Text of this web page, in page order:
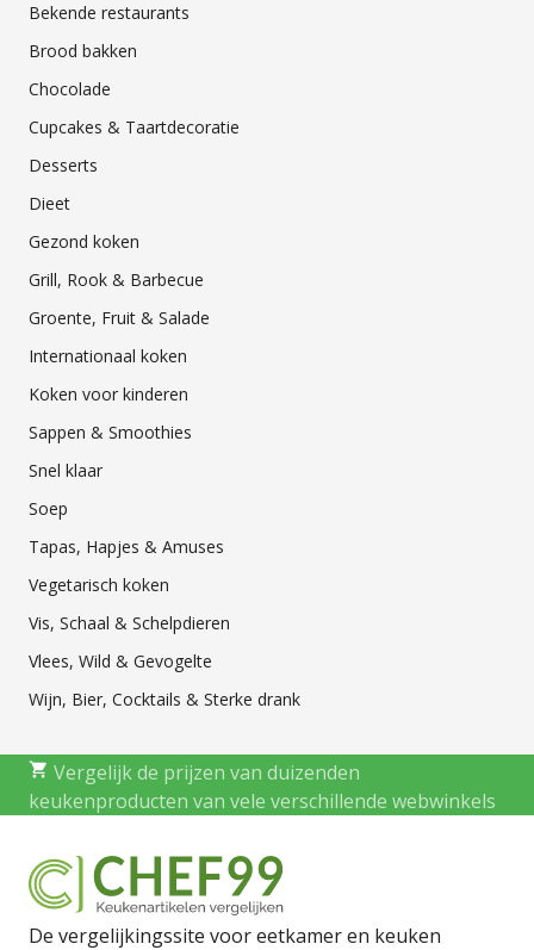
Bekende restaurants
Brood bakken
Chocolade
Cupcakes & Taartdecoratie
Desserts
Dieet
Gezond koken
Grill, Rook & Barbecue
Groente, Fruit & Salade
Internationaal koken
Koken voor kinderen
Sappen & Smoothies
Snel klaar
Soep
Tapas, Hapjes & Amuses
Vegetarisch koken
Vis, Schaal & Schelpdieren
Vlees, Wild & Gevogelte
Wijn, Bier, Cocktails & Sterke drank
Vergelijk de prijzen van duizenden
keukenproducten van vele verschillende webwinkels
De vergelijkingssite voor eetkamer en keuken